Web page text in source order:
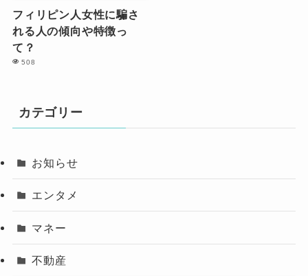
フィリピン人女性に騙さ
れる人の傾向や特徴っ
て？
508
カテゴリー
お知らせ
エンタメ
マネー
不動産